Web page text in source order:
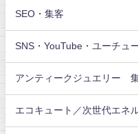
SEO・集客
SNS・YouTube・ユーチュ
アンティークジュエリー
エコキュート／次世代エ